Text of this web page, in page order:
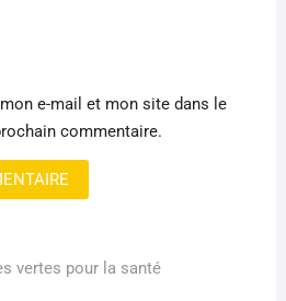
e-mail et mon site dans le
commentaire.
vertes pour la santé